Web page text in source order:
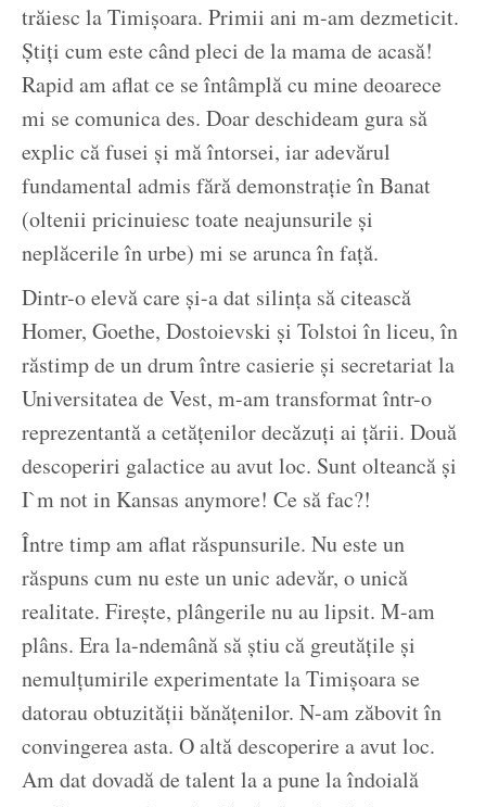
trăiesc la Timișoara. Primii ani m-am dezmeticit.
Știți cum este când pleci de la mama de acasă!
Rapid am aflat ce se întâmplă cu mine deoarece
mi se comunica des. Doar deschideam gura să
explic că fusei și mă întorsei, iar adevărul
fundamental admis fără demonstrație în Banat
(oltenii pricinuiesc toate neajunsurile și
neplăcerile în urbe) mi se arunca în față.
Dintr-o elevă care și-a dat silința să citească
Homer, Goethe, Dostoievski și Tolstoi în liceu, în
răstimp de un drum între casierie și secretariat la
Universitatea de Vest, m-am transformat într-o
reprezentantă a cetățenilor decăzuți ai țării. Două
descoperiri galactice au avut loc. Sunt olteancă și
I`m not in Kansas anymore! Ce să fac?!
Între timp am aflat răspunsurile. Nu este un
răspuns cum nu este un unic adevăr, o unică
realitate. Firește, plângerile nu au lipsit. M-am
plâns. Era la-ndemână să știu că greutățile și
nemulțumirile experimentate la Timișoara se
datorau obtuzității bănățenilor. N-am zăbovit în
convingerea asta. O altă descoperire a avut loc.
Am dat dovadă de talent la a pune la îndoială